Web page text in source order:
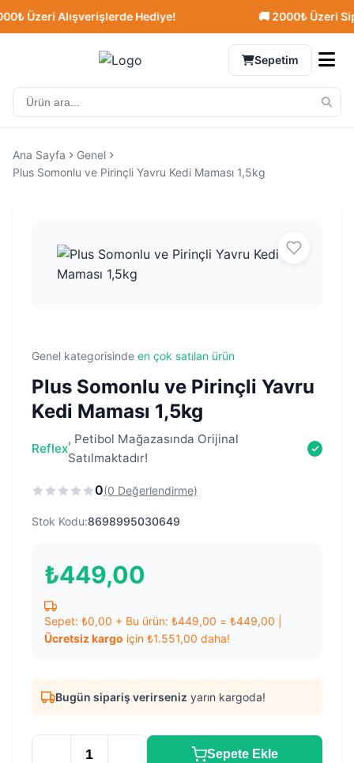
Üzeri Alışverişlerde Hediye! 🚚 2000₺ Üzeri
Sepetim
Ana Sayfa
Genel
Plus Somonlu ve Pirinçli Yavru Kedi Maması 1,5kg
Genel kategorisinde en çok satılan ürün
Plus Somonlu ve Pirinçli Yavru
Kedi Maması 1,5kg
Reflex
, Petibol Mağazasında Orijinal
Satılmaktadır!
0(0 Değerlendirme)
Stok Kodu:8698995030649
₺449,00
Sepet: ₺0,00 + Bu ürün: ₺449,00 = ₺449,00
Ücretsiz kargo için ₺1.551,00 daha!
Bugün sipariş verirseniz yarın kargoda!
Sepete Ekle